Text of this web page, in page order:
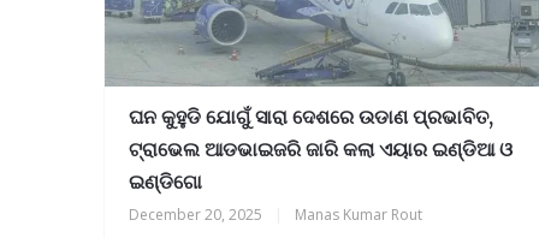
ଘନ କୁହୁଡି ଯୋଗୁଁ ସାରା ଦେଶରେ ଉଡାଣ ପ୍ରଭାବିତ,
ଟ୍ରାଭେଲ ଆଡଭାଇଜରି ଜାରି କଲା ଏୟାର ଇଣ୍ଡିଆ ଓ
ଇଣ୍ଡିଗୋ
December 20, 2025 Manas Kumar Rout